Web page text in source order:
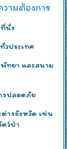
ามต้องการ
นั่ง
วประเทศ
ทยา และสนาม
งปลอดภัย
างจังหวัด เช่น
ว์ป่า